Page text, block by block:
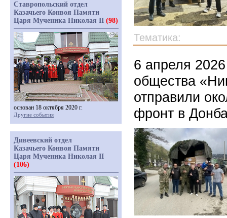
Тематика:
6 апреля 2026
общества
отправили
фронт в
Ставропольский отдел
Казачьего Конвоя Памяти
Царя Мученика Николая II (98)
основан 18 октября 2020 г.
Другие события
Дивеевский отдел
Казачьего Конвоя Памяти
Царя Мученика Николая II
(106)